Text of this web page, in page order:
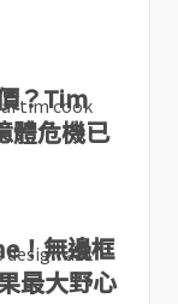
？Tim
體危機已
！無邊框
最大野心